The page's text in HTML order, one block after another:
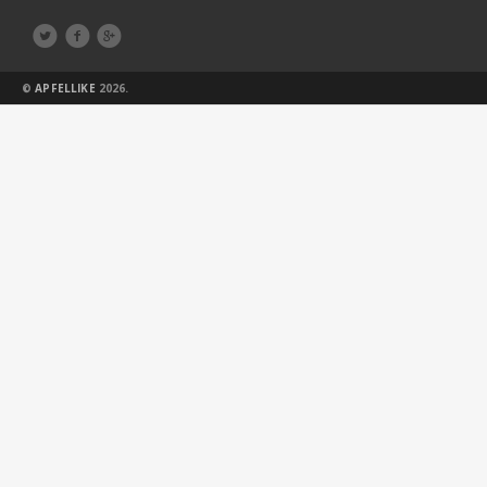
  
©APFELLIKE 2026.